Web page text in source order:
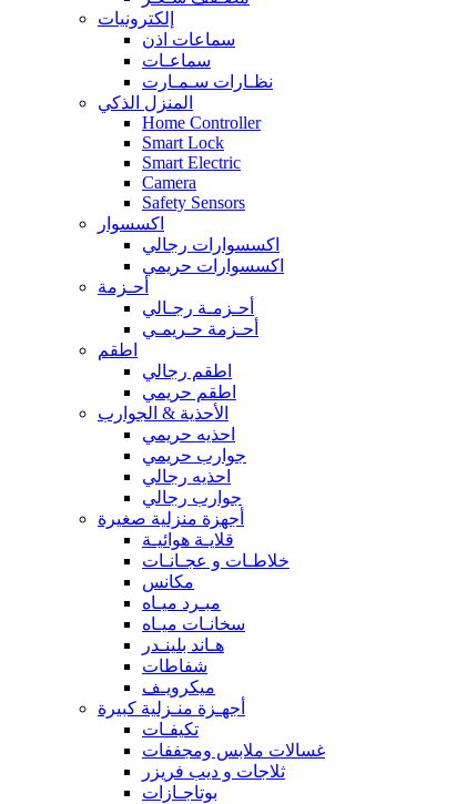
إلكترونيات
سماعات اذن
سماعـات
نظـارات سـمـارت
المنزل الذكي
Home Controller
Smart Lock
Smart Electric
Camera
Safety Sensors
اكسسوار
اكسسوارات رجالي
اكسسوارات حريمي
أحـزمة
أحـزمـة رجـالي
أحـزمة حـريمـي
اطقم
اطقم رجالي
اطقم حريمي
الأحذية & الجوارب
احذيه حريمي
جوارب حريمي
احذيه رجالي
جوارب رجالي
أجهزة منزلية صغيرة
قلايـة هوائيـة
خلاطـات و عجـانـات
مكانس
مبـرد ميـاه
سخانـات ميـاه
هـاند بلينـدر
شفاطات
ميكرويـف
أجهـزة منـزلية كبيرة
تكيفـات
غسالات ملابس ومجففات
ثلاجات و ديب فريزر
بوتاجـازات